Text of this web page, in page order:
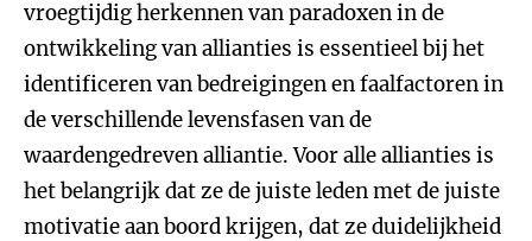
vroegtijdig herkennen van paradoxen in de
ontwikkeling van allianties is essentieel bij het
identificeren van bedreigingen en faalfactoren in
de verschillende levensfasen van de
waardengedreven alliantie. Voor alle allianties is
het belangrijk dat ze de juiste leden met de juiste
motivatie aan boord krijgen, dat ze duidelijkheid